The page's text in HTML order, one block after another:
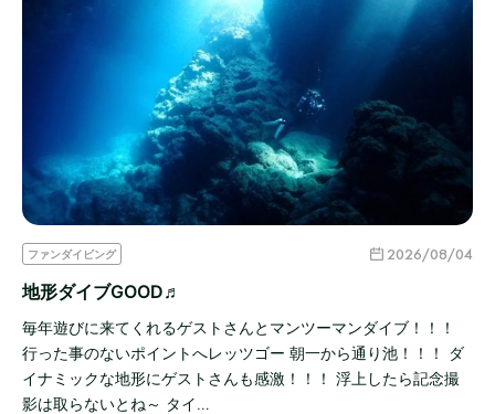
ファンダイビング 2026/08/04
地形ダイブGOOD♬
毎年遊びに来てくれるゲストさんとマンツーマンダイブ！！！
行った事のないポイントへレッツゴー 朝一から通り池！！！ ダ
イナミックな地形にゲストさんも感激！！！ 浮上したら記念撮
影は取らないとね～ タイ…